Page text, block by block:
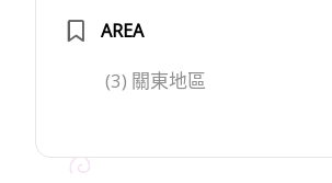
AREA
(3) 關東地區